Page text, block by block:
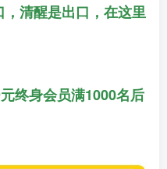
清醒是出口，在这里
终身会员满1000名后